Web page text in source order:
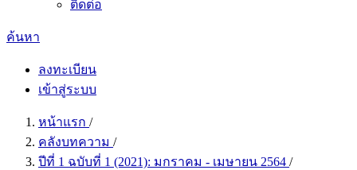
ติดต่อ
ค้นหา
ลงทะเบียน
เข้าสู่ระบบ
หน้าแรก /
คลังบทความ /
ปีที่ 1 ฉบับที่ 1 (2021): มกราคม - เมษายน 2564 /